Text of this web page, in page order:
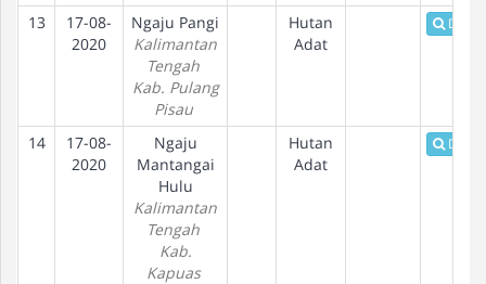
13
17-08-
2020
Ngaju Pangi
Kalimantan
Tengah
Kab. Pulang
Pisau
Hutan
Adat
Detail
14
17-08-
2020
Ngaju
Mantangai
Hulu
Kalimantan
Tengah
Kab.
Kapuas
Hutan
Adat
Detail